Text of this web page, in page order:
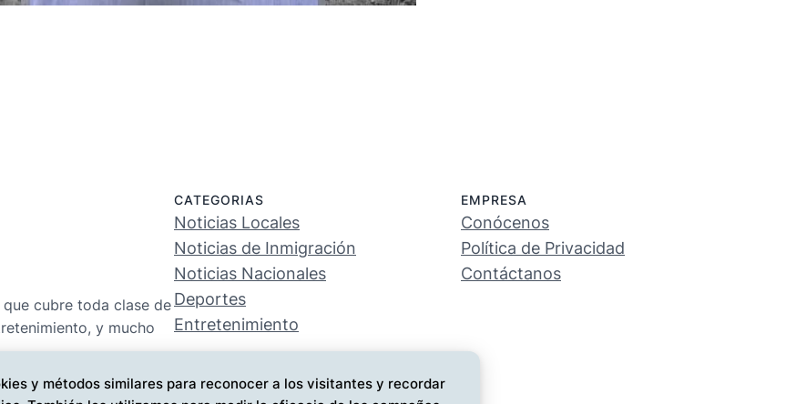
cubre toda clase de
y mucho
CATEGORIAS
Noticias Locales
Noticias de Inmigración
Noticias Nacionales
Deportes
Entretenimiento
EMPRESA
Conócenos
Política de Privacidad
Contáctanos
y métodos similares para reconocer a los visitantes y recordar